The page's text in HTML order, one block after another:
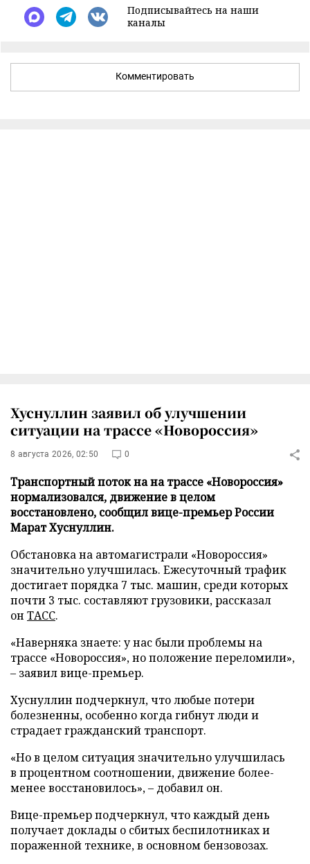
Подписывайтесь на наши
каналы
Комментировать
Хуснуллин заявил об улучшении
ситуации на трассе «Новороссия»
8 августа 2026, 02:50 0
Транспортный поток на на трассе «Новороссия»
нормализовался, движение в целом
восстановлено, сообщил вице-премьер России
Марат Хуснуллин.
Обстановка на автомагистрали «Новороссия»
значительно улучшилась. Ежесуточный трафик
достигает порядка 7 тыс. машин, среди которых
почти 3 тыс. составляют грузовики, рассказал
он ТАСС.
«Наверняка знаете: у нас были проблемы на
трассе «Новороссия», но положение переломили»,
– заявил вице-премьер.
Хуснуллин подчеркнул, что любые потери
болезненны, особенно когда гибнут люди и
страдает гражданский транспорт.
«Но в целом ситуация значительно улучшилась
в процентном соотношении, движение более-
менее восстановилось», – добавил он.
Вице-премьер подчеркнул, что каждый день
получает доклады о сбитых беспилотниках и
пораженной технике, в основном бензовозах.